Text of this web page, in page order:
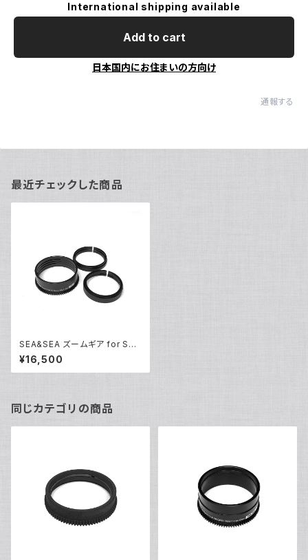
International shipping available
Add to cart
日本国内にお住まいの方向け
通報する
最近チェックした商品
SEA&SEA ズームギア for Son
y SELP1650 [31171]
¥16,500
同じカテゴリの商品